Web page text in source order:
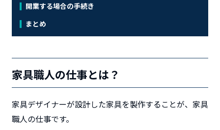
開業する場合の手続き
まとめ
家具職人の仕事とは？
家具デザイナーが設計した家具を製作することが、家具
職人の仕事です。